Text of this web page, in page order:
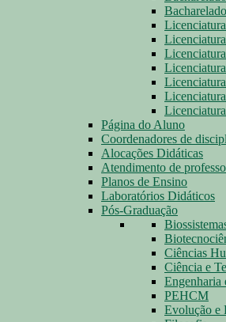
Página do Aluno
Coordenadores de
Alocações Didáticas
Atendimento de
Planos de Ensino
Laboratórios Didáticos
Pós-Graduação
Ciências
Ciência e
Engenharia
PEHCM
Evolução e